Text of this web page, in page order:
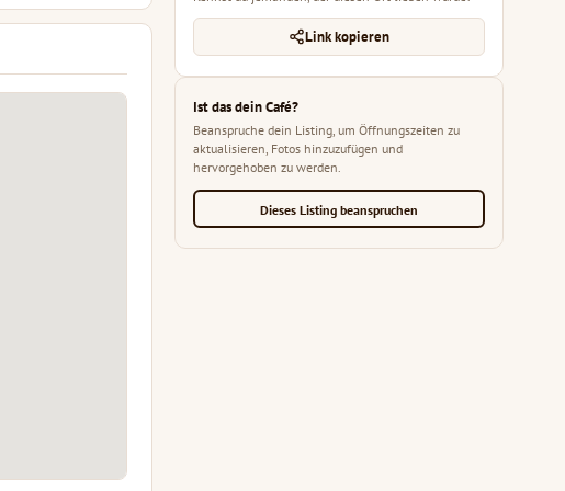
Link kopieren
Ist das dein Café?
Beanspruche dein Listing, um Öffnungszeiten zu
aktualisieren, Fotos hinzuzufügen und
hervorgehoben zu werden.
Dieses Listing beanspruchen